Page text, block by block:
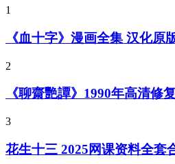
1
《血十字》漫画全集 汉化原
2
《聊齋艷譚》1990年高清修
3
花生十三 2025网课资料全套